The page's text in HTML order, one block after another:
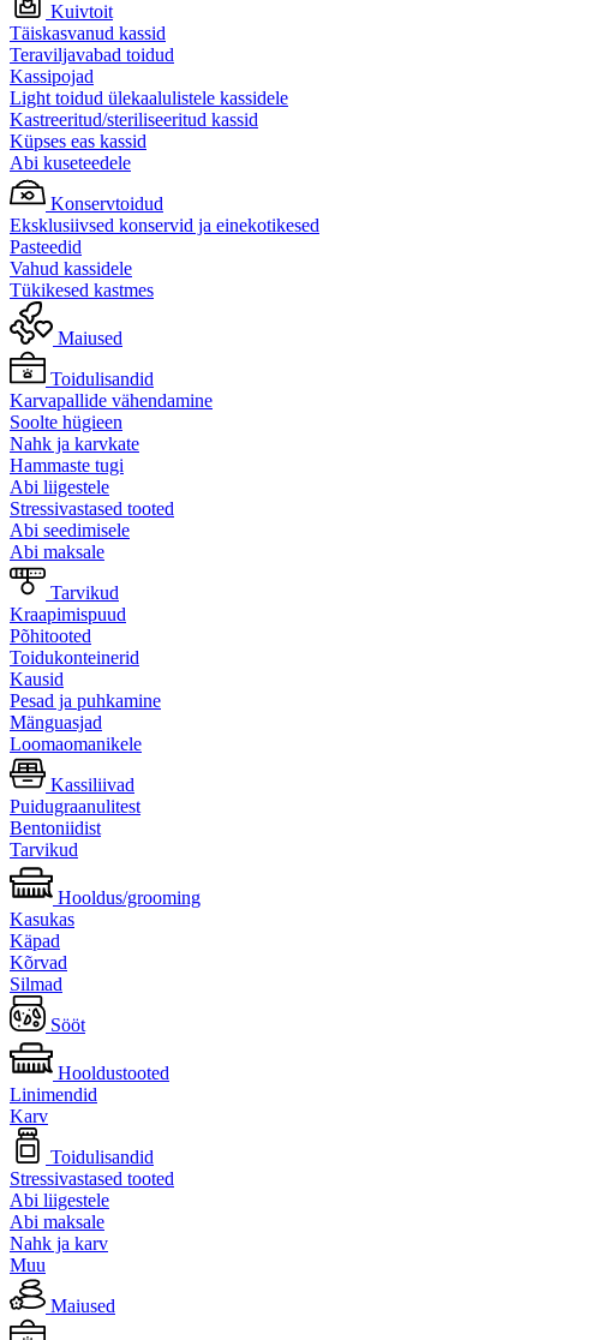
Kuivtoit
Täiskasvanud kassid
Teraviljavabad toidud
Kassipojad
Light toidud ülekaalulistele kassidele
Kastreeritud/steriliseeritud kassid
Küpses eas kassid
Abi kuseteedele
Konservtoidud
Eksklusiivsed konservid ja einekotikesed
Pasteedid
Vahud kassidele
Tükikesed kastmes
Maiused
Toidulisandid
Karvapallide vähendamine
Soolte hügieen
Nahk ja karvkate
Hammaste tugi
Abi liigestele
Stressivastased tooted
Abi seedimisele
Abi maksale
Tarvikud
Kraapimispuud
Põhitooted
Toidukonteinerid
Kausid
Pesad ja puhkamine
Mänguasjad
Loomaomanikele
Kassiliivad
Puidugraanulitest
Bentoniidist
Tarvikud
Hooldus/grooming
Kasukas
Käpad
Kõrvad
Silmad
Sööt
Hooldustooted
Linimendid
Karv
Toidulisandid
Stressivastased tooted
Abi liigestele
Abi maksale
Nahk ja karv
Muu
Maiused